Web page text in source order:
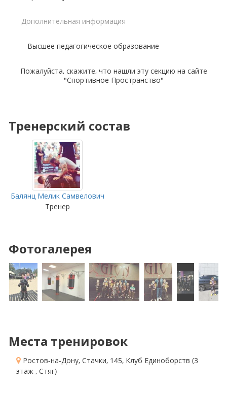
Дополнительная информация
Высшее педагогическое образование
Пожалуйста, скажите, что нашли эту секцию на сайте
"Спортивное Пространство"
Тренерский состав
Балянц Мелик Самвелович
Тренер
Фотогалерея
Места тренировок
Ростов-на-Дону, Стачки, 145, Клуб Единоборств (3
этаж , Стяг)